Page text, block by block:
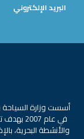
البريد الإلكتروني
أسست وزارة السياحة
في عام
والأنشطة البحرية،